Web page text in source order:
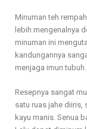
Minuman teh
lebih mengenalnya
minuman ini
kandungannya
menjaga imun tubuh.
Resepnya sangat
satu ruas jahe diiris,
kayu manis. Senua